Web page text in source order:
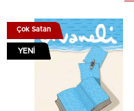
Çok Satan
YENI